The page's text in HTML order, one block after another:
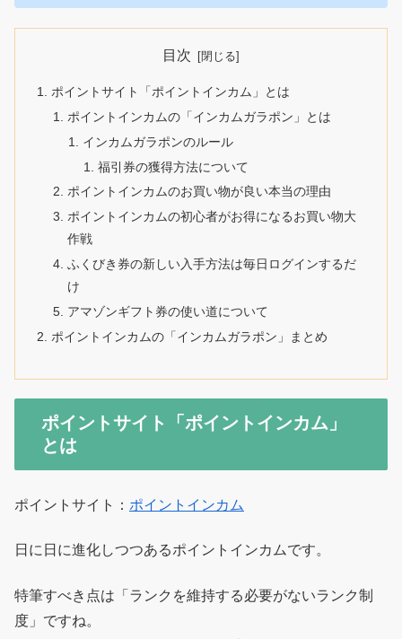
目次
ポイントサイト「ポイントインカム」とは
ポイントインカムの「インカムガラポン」とは
インカムガラポンのルール
福引券の獲得方法について
ポイントインカムのお買い物が良い本当の理由
ポイントインカムの初心者がお得になるお買い物大
作戦
ふくびき券の新しい入手方法は毎日ログインするだ
け
アマゾンギフト券の使い道について
ポイントインカムの「インカムガラポン」まとめ
ポイントサイト「ポイントインカム」
とは
ポイントサイト： ポイントインカム
日に日に進化しつつあるポイントインカムです。
特筆すべき点は「ランクを維持する必要がないランク制
度」ですね。